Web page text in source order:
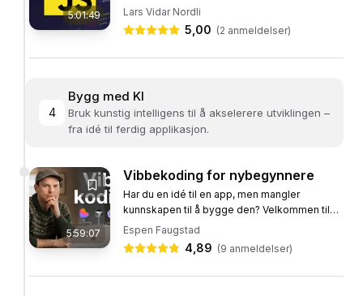
5:01:49
med HTML og CSS danner det grunnlaget for
moderne webutvikling. I dette kurset vil...
Lars Vidar Nordli
5,00 (2 anmeldelser)
4
Bygg med KI
Bruk kunstig intelligens til å akselerere utviklingen –
fra idé til ferdig applikasjon.
5:59:07
Vibbekoding for nybegynnere
Har du en idé til en app, men mangler
kunnskapen til å bygge den? Velkommen til
vårt kurs i vibbekoding, kurset som river ned
muren mellom idé og virkelighet....
Espen Faugstad
4,89 (9 anmeldelser)